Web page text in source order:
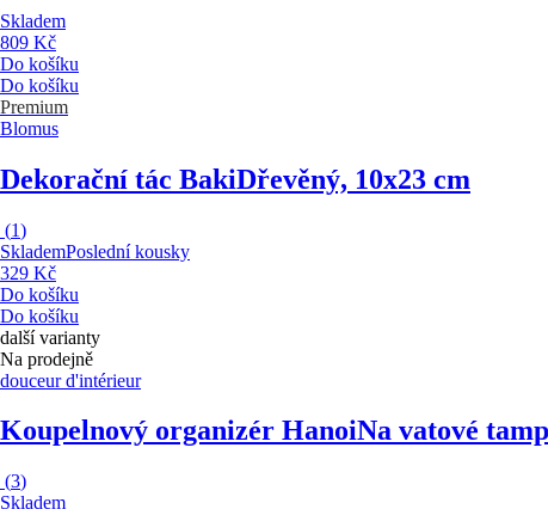
Skladem
809 Kč
Do košíku
Do košíku
Premium
Blomus
Dekorační tác BakiDřevěný, 10x23 cm
(1)
SklademPoslední kousky
329 Kč
Do košíku
Do košíku
další varianty
Na prodejně
douceur d'intérieur
Koupelnový organizér HanoiNa vatové
(3)
Skladem